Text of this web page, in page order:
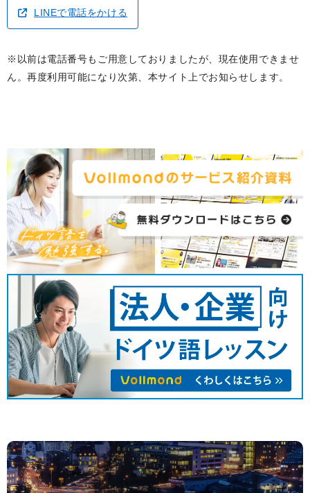
LINEで電話をかける
※以前は電話番号もご用意しておりましたが、現在使用できませ
ん。再度利用可能になり次第、本サイト上でお知らせします。